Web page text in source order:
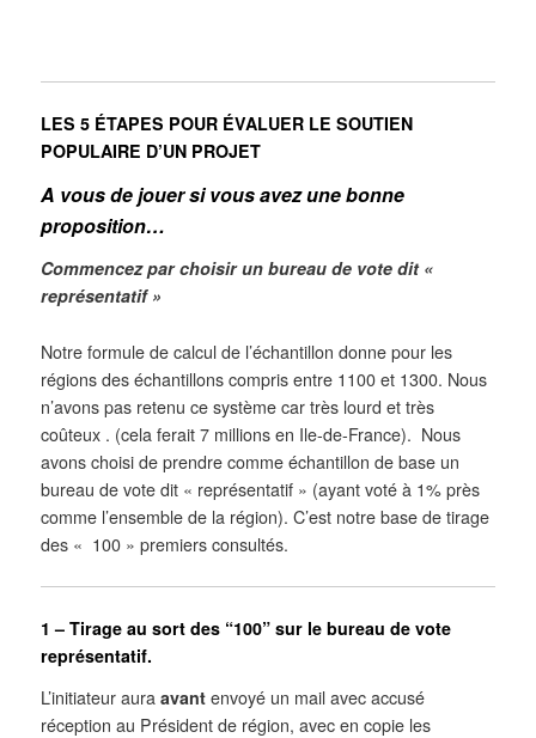
LES 5 ÉTAPES POUR ÉVALUER LE SOUTIEN
POPULAIRE D’UN PROJET
A vous de jouer si vous avez une bonne
proposition…
Commencez par choisir un bureau de vote dit «
représentatif »
Notre formule de calcul de l’échantillon donne pour les
régions des échantillons compris entre 1100 et 1300. Nous
n’avons pas retenu ce système car très lourd et très
coûteux . (cela ferait 7 millions en Ile-de-France). Nous
avons choisi de prendre comme échantillon de base un
bureau de vote dit « représentatif » (ayant voté à 1% près
comme l’ensemble de la région). C’est notre base de tirage
des « 100 » premiers consultés.
1 – Tirage au sort des “100” sur le bureau de vote
représentatif.
L’initiateur auraavantenvoyé un mail avec accusé
réception au Président de région, avec en copie les